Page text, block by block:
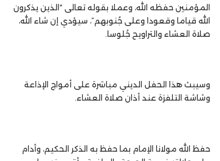
المؤمنين حفظه الله، وعملا بقوله تعالى “الذين يذكرون
الله قياما وقعودا وعلى جُنوبهم”، سيؤدي إن شاء الله،
صلاة العشاء والتراويح جُلوسا.
وسيبث هذا الحفل الديني مباشرة على أمواج الإذاعة
وشاشة التلفزة عند أذان صلاة العشاء.
حفظ الله مولانا الإمام بما حفظ به الذكر الحكيم، وأدام